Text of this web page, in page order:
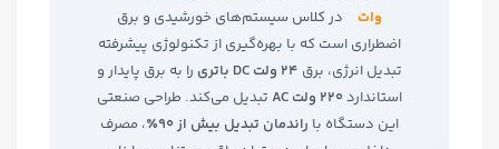
وات
در کلاس سیستم‌های خورشیدی و برق
اضطراری است که با بهره‌گیری از تکنولوژی پیشرفته
تبدیل انرژی، برق 24 ولت DC باتری
را به برق پایدار و
استاندارد 220 ولت AC
تبدیل می‌کند. طراحی صنعتی
این دستگاه با راندمان تبدیل بیش از 90٪
، مصرف